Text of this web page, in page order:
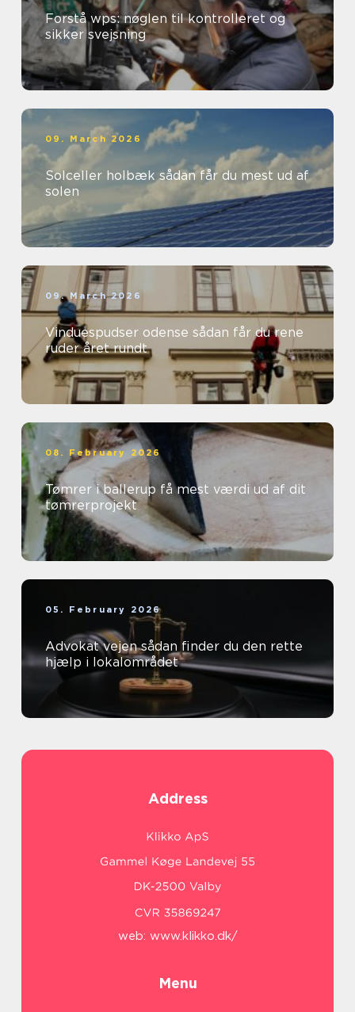
Forstå wps: nøglen til kontrolleret og
sikker svejsning
09. March 2026
Solceller holbæk sådan får du mest ud af
solen
09. March 2026
Vinduespudser odense sådan får du rene
ruder året rundt
08. February 2026
Tømrer i ballerup få mest værdi ud af dit
tømrerprojekt
05. February 2026
Advokat vejen sådan finder du den rette
hjælp i lokalområdet
Address
web: www.klikko.dk/
Menu